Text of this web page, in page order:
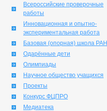
Всероссийские проверочные
работы
Инновационная и опытно-
экспериментальная работа
Базовая (опорная) школа РАН
Одарённые дети
Олимпиады
Научное общество учащихся
Проекты
Конкурс ФЦПРО
Медиатека